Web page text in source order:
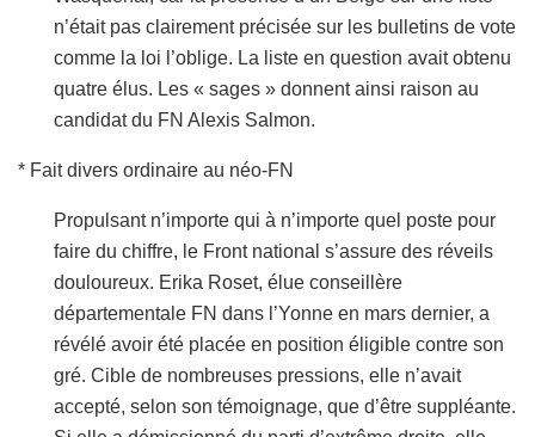
n’était pas clairement précisée sur les bulletins de vote
comme la loi l’oblige. La liste en question avait obtenu
quatre élus. Les « sages » donnent ainsi raison au
candidat du FN Alexis Salmon.
* Fait divers ordinaire au néo-FN
Propulsant n’importe qui à n’importe quel poste pour
faire du chiffre, le Front national s’assure des réveils
douloureux. Erika Roset, élue conseillère
départementale FN dans l’Yonne en mars dernier, a
révélé avoir été placée en position éligible contre son
gré. Cible de nombreuses pressions, elle n’avait
accepté, selon son témoignage, que d’être suppléante.